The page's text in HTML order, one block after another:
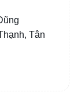
Tân